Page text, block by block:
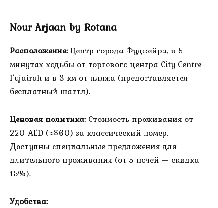
Nour Arjaan by Rotana
Расположение:Центр города Фуджейра, в 5
минутах ходьбы от торгового центра City Centre
Fujairah и в 3 км от пляжа (предоставляется
бесплатный шаттл).
Ценовая политика: Стоимость проживания от
220 AED (≈$60) за классический номер.
Доступны специальные предложения для
длительного проживания (от 5 ночей — скидка
15%).
Удобства: